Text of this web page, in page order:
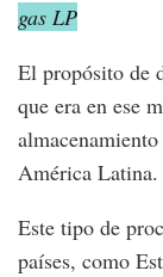
gas LP
El propósito de
que era en ese
América Latina.
Este tipo de
países, como